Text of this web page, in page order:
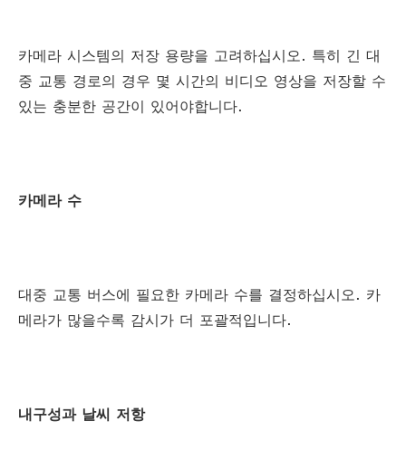
카메라 시스템의 저장 용량을 고려하십시오. 특히 긴 대
중 교통 경로의 경우 몇 시간의 비디오 영상을 저장할 수
있는 충분한 공간이 있어야합니다.
카메라 수
대중 교통 버스에 필요한 카메라 수를 결정하십시오. 카
메라가 많을수록 감시가 더 포괄적입니다.
내구성과 날씨 저항